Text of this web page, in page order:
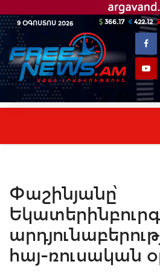
9 ՕԳՈՍՏՈՍ 2026 366.17 422.12
Փաշինյանը՝
հայ-ռուսական